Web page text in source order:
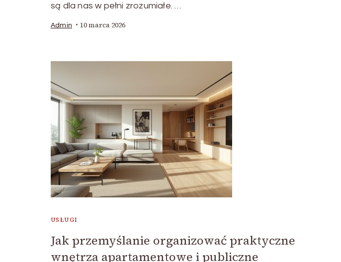
są dla nas w pełni zrozumiałe. …
Admin 10 marca 2026
USŁUGI
Jak przemyślanie organizować praktyczne
wnętrza apartamentowe i publiczne